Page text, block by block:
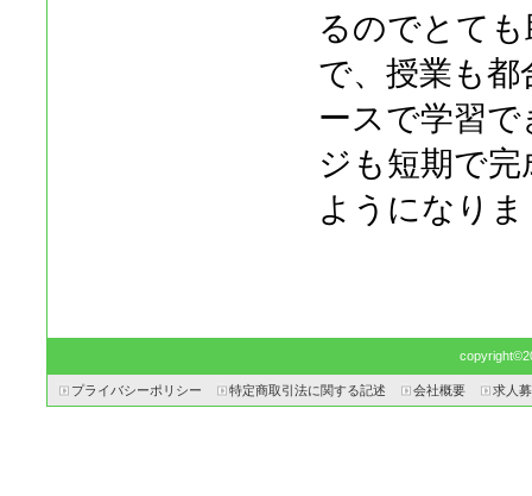
るのでとて
で、授業も
ースで学習
ジも短期で
ようになり
プライバシーポリシー 特定商取引法に関する記述 会社概要 求人